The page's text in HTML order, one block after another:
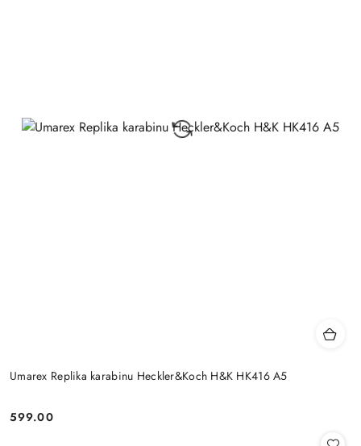
Umarex Replika karabinu Heckler&Koch H&K HK416 A5
Cena:
599.00